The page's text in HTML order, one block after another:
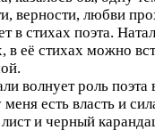
верности, любви
в стихах поэта.
в её стихах можно
волнует роль поэта
есть власть и
лист и черный